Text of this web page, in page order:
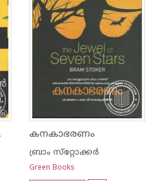
കനകാഭരണം
ബ്രാം സ്‌റ്റോക്കര്‍
Green Books